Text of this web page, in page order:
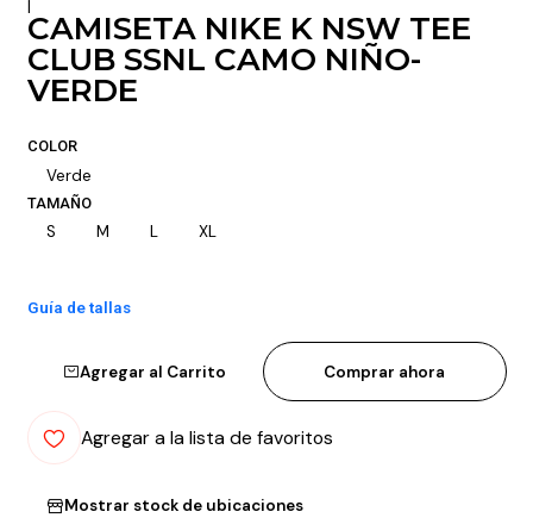
|
CAMISETA NIKE K NSW TEE
CLUB SSNL CAMO NIÑO-
VERDE
COLOR
Verde
TAMAÑO
S M L XL
Guía de tallas
Agregar al Carrito Comprar ahora
Agregar a la lista de favoritos
Mostrar stock de ubicaciones